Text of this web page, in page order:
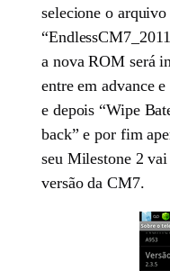
selecione o arquivo
a nova ROM será
entre em advance
e depois “Wipe
back” e por fim
seu Milestone 2
versão da CM7.